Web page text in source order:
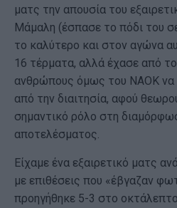
ματς την απουσία του
Μάμαλη (έσπασε το πόδι του
το καλύτερο και στον αγώνα
16 τέρματα, αλλά έχασε από
ανθρώπους όμως του ΝΑΟΚ να
από την διαιτησία, αφού
σημαντικό ρόλο στη
αποτελέσματος.
Είχαμε ένα εξαιρετικό ματς
με επιθέσεις που «έβγαζαν
προηγήθηκε 5-3 στο